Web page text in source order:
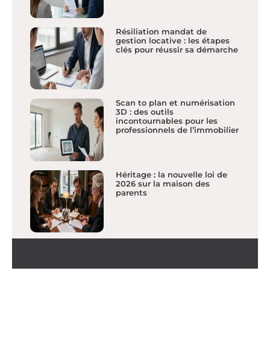
Résiliation mandat de
gestion locative : les étapes
clés pour réussir sa démarche
Scan to plan et numérisation
3D : des outils
incontournables pour les
professionnels de l’immobilier
Héritage : la nouvelle loi de
2026 sur la maison des
parents